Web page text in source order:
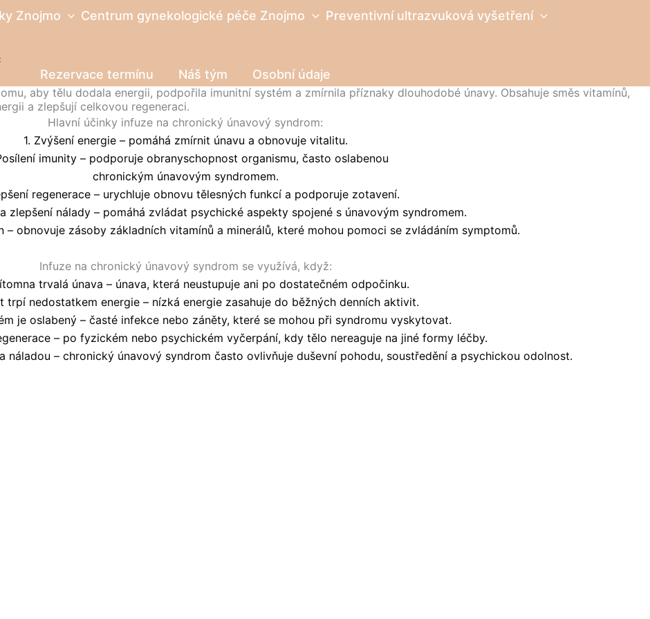
Znojmo Centrum gynekologické péče Znojmo Preventivní ultrazvuková vyšetření
Rezervace termínu
Náš tým Osobní údaje
aby tělu dodala energii, podpořila imunitní systém a zmírnila příznaky dlouhodobé únavy. Obsahuje směs vitamínů,
a zlepšují celkovou regeneraci.
Hlavní účinky infuze na chronický únavový syndrom:
1. Zvýšení energie – pomáhá zmírnit únavu a obnovuje vitalitu.
imunity – podporuje obranyschopnost organismu, často oslabenou
chronickým únavovým syndromem.
regenerace – urychluje obnovu tělesných funkcí a podporuje zotavení.
zlepšení nálady – pomáhá zvládat psychické aspekty spojené s únavovým syndromem.
– obnovuje zásoby základních vitamínů a minerálů, které mohou pomoci se zvládáním symptomů.
Infuze na chronický únavový syndrom se využívá, když:
trvalá únava – únava, která neustupuje ani po dostatečném odpočinku.
trpí nedostatkem energie – nízká energie zasahuje do běžných denních aktivit.
je oslabený – časté infekce nebo záněty, které se mohou při syndromu vyskytovat.
– po fyzickém nebo psychickém vyčerpání, kdy tělo nereaguje na jiné formy léčby.
náladou – chronický únavový syndrom často ovlivňuje duševní pohodu, soustředění a psychickou odolnost.